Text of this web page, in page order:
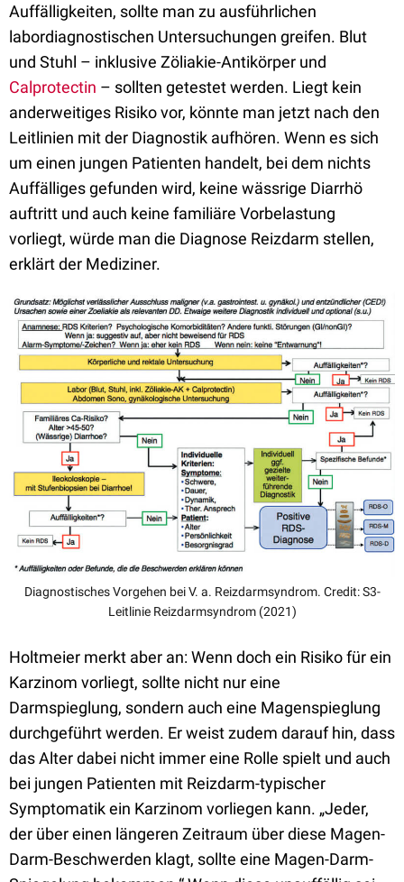
Auffälligkeiten, sollte man zu ausführlichen
labordiagnostischen Untersuchungen greifen. Blut
und Stuhl – inklusive Zöliakie-Antikörper und
Calprotectin – sollten getestet werden. Liegt kein
anderweitiges Risiko vor, könnte man jetzt nach den
Leitlinien mit der Diagnostik aufhören. Wenn es sich
um einen jungen Patienten handelt, bei dem nichts
Auffälliges gefunden wird, keine wässrige Diarrhö
auftritt und auch keine familiäre Vorbelastung
vorliegt, würde man die Diagnose Reizdarm stellen,
erklärt der Mediziner.
Diagnostisches Vorgehen bei V. a. Reizdarmsyndrom. Credit: S3-
Leitlinie Reizdarmsyndrom (2021)
Holtmeier merkt aber an: Wenn doch ein Risiko für ein
Karzinom vorliegt, sollte nicht nur eine
Darmspieglung, sondern auch eine Magenspieglung
durchgeführt werden. Er weist zudem darauf hin, dass
das Alter dabei nicht immer eine Rolle spielt und auch
bei jungen Patienten mit Reizdarm-typischer
Symptomatik ein Karzinom vorliegen kann. „Jeder,
der über einen längeren Zeitraum über diese Magen-
Darm-Beschwerden klagt, sollte eine Magen-Darm-